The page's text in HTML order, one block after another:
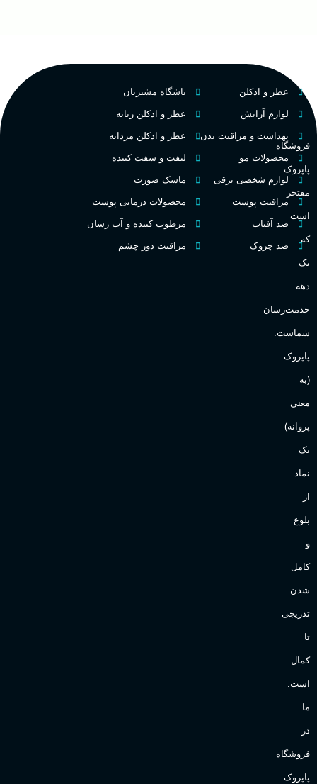
کشور مبدا برند
طبع تلخ
غلظت
اکسترکت دو پرفیوم
گروه بویایی میوه ای
مناسب برای
آقایان
میوه‌ها و مرکبات، وانیل،
فروشگاه
پاپروک
مفتخر
است
که
یک
دهه
خدمت‌رسان
شماست.
پاپروک
(به
معنی
پروانه)
یک
نماد
از
بلوغ
و
کامل
شدن
تدریجی
تا
کمال
است.
ما
در
فروشگاه
پاپروک
عطر و ادکلن
لوازم آرایش
بهداشت و مراقبت بدن
محصولات مو
لوازم شخصی برقی
مراقبت پوست
ضد آفتاب
ضد چروک
باشگاه مشتریان
عطر و ادکلن زنانه
عطر و ادکلن مردانه
لیفت و سفت کننده
ماسک صورت
محصولات درمانی پوست
مرطوب کننده و آب رسان
مراقبت دور چشم